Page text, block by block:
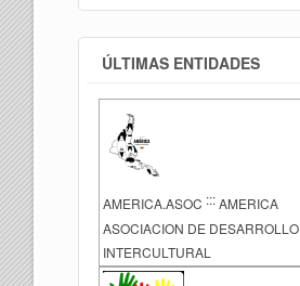
ÚLTIMAS ENTIDADES
AMERICA.ASOC :::AMERICA
ASOCIACION DE DESARROLLO
INTERCULTURAL